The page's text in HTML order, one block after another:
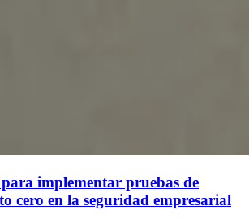
implementar pruebas de
cero en la seguridad empresarial